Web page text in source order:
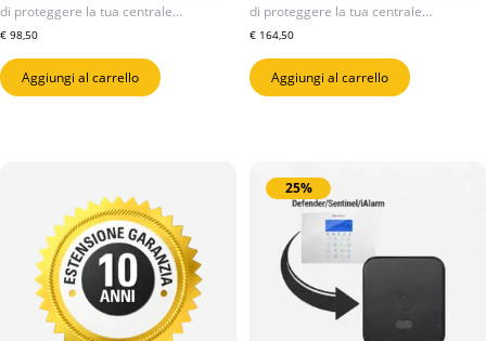
di proteggere la tua centrale…
€ 98,50
Aggiungi al carrello
di proteggere la tua centrale…
€ 164,50
Aggiungi al carrello
25%